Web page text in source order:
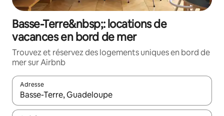
Basse-Terre&nbsp;: locations de
vacances en bord de mer
Trouvez et réservez des logements uniques en bord de
mer sur Airbnb
Adresse
Lorsque les résultats s'affichent, utilisez les flèches vers le